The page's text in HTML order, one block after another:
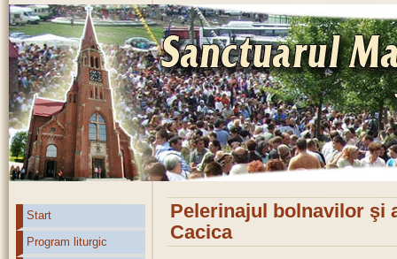
Start
Program liturgic
Pelerinajul bolnavilor şi
Cacica